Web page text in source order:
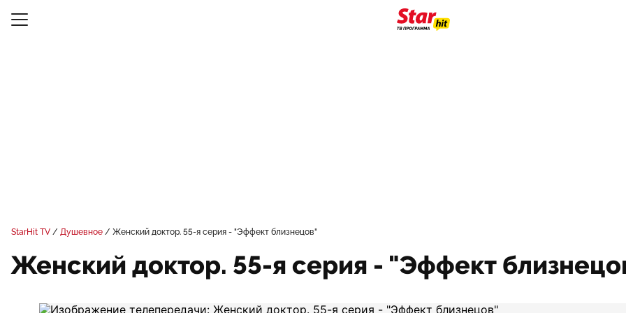
StarHit TV Душевное Женский доктор. 55-я серия - "Эффект близнецов"
Женский доктор. 55-я серия - "Эффект